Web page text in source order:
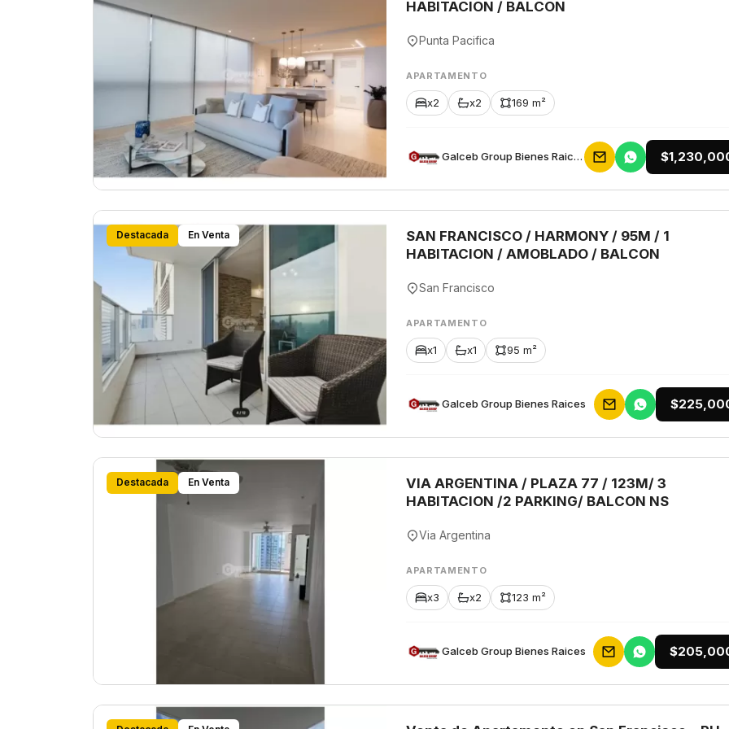
HABITACION / BALCON
Punta Pacifica
APARTAMENTO
x2 x2 169 m²
Galceb Group Bienes Raices
Destacada En Venta
SAN FRANCISCO / HARMONY / 95M / 1
HABITACION / AMOBLADO / BALCON
San Francisco
APARTAMENTO
x1 x1 95 m²
Galceb Group Bienes Raices
Destacada En Venta
VIA ARGENTINA / PLAZA 77 / 123M/ 3
HABITACION /2 PARKING/ BALCON NS
Via Argentina
APARTAMENTO
x3 x2 123 m²
Galceb Group Bienes Raices